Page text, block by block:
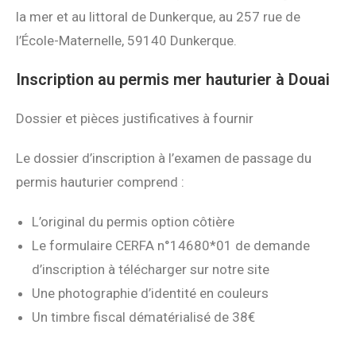
la mer et au littoral de Dunkerque, au 257 rue de
l’École-Maternelle, 59140 Dunkerque.
Inscription au permis mer hauturier à Douai
Dossier et pièces justificatives à fournir
Le dossier d’inscription à l’examen de passage du
permis hauturier comprend :
L’original du permis option côtière
Le formulaire CERFA n°14680*01 de demande
d’inscription à télécharger sur notre site
Une photographie d’identité en couleurs
Un timbre fiscal dématérialisé de 38€